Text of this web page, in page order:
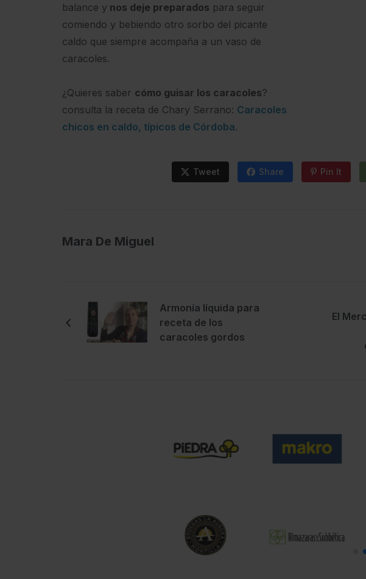
balance y nos deje preparados para seguir
comiendo y bebiendo otro sorbo del picante
caldo que siempre acompaña a un vaso de
caracoles.
¿Quieres saber cómo guisar los caracoles?
consulta la receta de Chary Serrano: Caracoles
chicos en caldo, típicos de Córdoba.
Tweet Share Pin It
Mara De Miguel
Armonía líquida para
receta de los
caracoles gordos
El